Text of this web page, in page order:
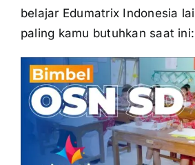
belajar Edumatrix Indonesia
paling kamu butuhkan saat ini: